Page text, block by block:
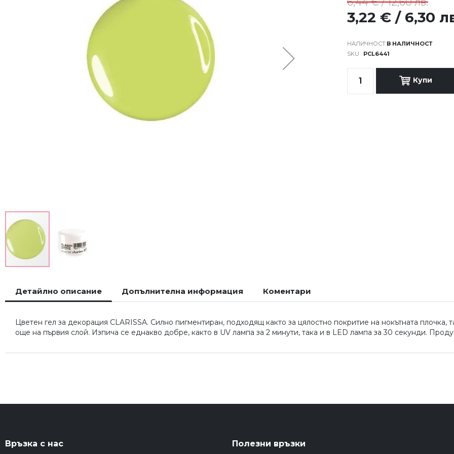
В НАЛИЧНОСТ
SKU
PCL6441
3,22 € / 6,30
Купи
началото
на
със
снимки
Детайлно описание
Цветен гел за декорация CLARISSA. Силно пигментиран, подходящ както за цялостно покритие на нокътната
още на първия слой. Изпича се еднакво добре, както в UV лампа за 2 минути, така и в LED лампа за 30 секунди.
Допълнителна информация Коментари
Връзка с нас Полезни връзки